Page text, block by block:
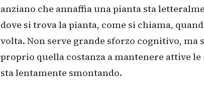
anziano che annaffia una pianta sta
dove si trova la pianta, come si chiama,
volta. Non serve grande sforzo cognitivo, ma
proprio quella costanza a mantenere attive
sta lentamente smontando.